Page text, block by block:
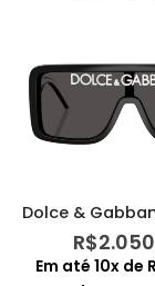
R$
Em até 10x de